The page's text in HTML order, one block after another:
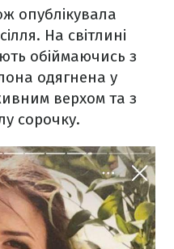
опублікувала
На світлині
обіймаючись з
одягнена у
верхом та з
сорочку.